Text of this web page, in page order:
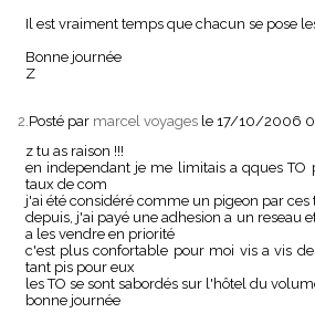
Il est vraiment temps que chacun se pose
Bonne journée
Z
2.Posté par marcel voyages le 17/10/2006
z tu as raison !!!
en independant je me limitais a qques TO
taux de com
j'ai été considéré comme un pigeon par ces
depuis, j'ai payé une adhesion a un reseau
a les vendre en priorité
c'est plus confortable pour moi vis a vis
tant pis pour eux
les TO se sont sabordés sur l'hôtel du
bonne journée